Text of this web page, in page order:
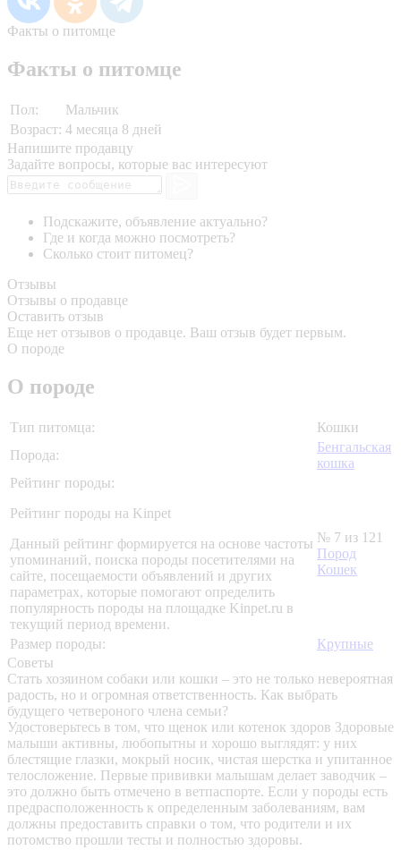
Факты о питомце
Факты о питомце
Пол:
Мальчик
Возраст: 4 месяца 8 дней
Напишите продавцу
Задайте вопросы, которые вас интересуют
Подскажите, объявление актуально?
Где и когда можно посмотреть?
Сколько стоит питомец?
Отзывы
Отзывы о продавце
Оставить отзыв
Еще нет отзывов о продавце. Ваш отзыв будет первым.
О породе
О породе
Тип питомца:
Кошки
Порода:
Бенгальская
кошка
Рейтинг породы:
Рейтинг породы на Kinpet
Данный рейтинг формируется на основе частоты
упоминаний, поиска породы посетителями на
сайте, посещаемости объявлений и других
параметрах, которые помогают определить
популярность породы на площадке Kinpet.ru в
текущий период времени.
№ 7 из 121
Пород
Кошек
Размер породы:
Крупные
Советы
Стать хозяином собаки или кошки – это не только невероятная
радость, но и огромная ответственность. Как выбрать
будущего четвероного члена семьи?
Удостоверьтесь в том, что щенок или котенок здоров Здоровые
малыши активны, любопытны и хорошо выглядят: у них
блестящие глазки, мокрый носик, чистая шерстка и упитанное
телосложение. Первые прививки малышам делает заводчик –
это должно быть отмечено в ветпаспорте. Если у породы есть
предрасположенность к определенным заболеваниям, вам
должны предоставить справки о том, что родители и их
потомство прошли тесты и полностью здоровы.